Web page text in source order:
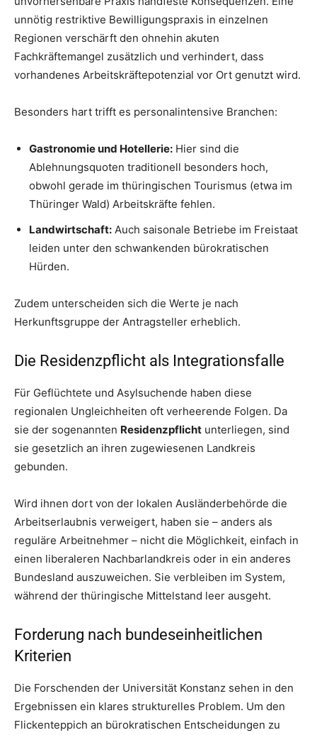
unnötig restriktive Bewilligungspraxis in einzelnen
Regionen verschärft den ohnehin akuten
Fachkräftemangel zusätzlich und verhindert, dass
vorhandenes Arbeitskräftepotenzial vor Ort genutzt wird.
Besonders hart trifft es personalintensive Branchen:
Gastronomie und Hotellerie: Hier sind die
Ablehnungsquoten traditionell besonders hoch,
obwohl gerade im thüringischen Tourismus (etwa im
Thüringer Wald) Arbeitskräfte fehlen.
Landwirtschaft: Auch saisonale Betriebe im Freistaat
leiden unter den schwankenden bürokratischen
Hürden.
Zudem unterscheiden sich die Werte je nach
Herkunftsgruppe der Antragsteller erheblich.
Die Residenzpflicht als Integrationsfalle
Für Geflüchtete und Asylsuchende haben diese
regionalen Ungleichheiten oft verheerende Folgen. Da
sie der sogenannten Residenzpflicht unterliegen, sind
sie gesetzlich an ihren zugewiesenen Landkreis
gebunden.
Wird ihnen dort von der lokalen Ausländerbehörde die
Arbeitserlaubnis verweigert, haben sie – anders als
reguläre Arbeitnehmer – nicht die Möglichkeit, einfach in
einen liberaleren Nachbarlandkreis oder in ein anderes
Bundesland auszuweichen. Sie verbleiben im System,
während der thüringische Mittelstand leer ausgeht.
Forderung nach bundeseinheitlichen
Kriterien
Die Forschenden der Universität Konstanz sehen in den
Ergebnissen ein klares strukturelles Problem. Um den
Flickenteppich an bürokratischen Entscheidungen zu